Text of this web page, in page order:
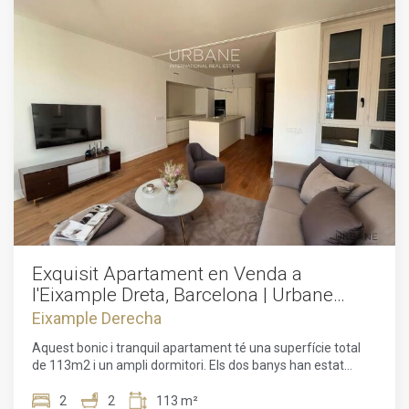
aquesta magnífica oportunitat d'inversió i experimentar el
Exquisit Apartament en Venda a
l'Eixample Dreta, Barcelona | Urbane
International Real Estate"
Eixample Derecha
Aquest bonic i tranquil apartament té una superfície total
de 113m2 i un ampli dormitori. Els dos banys han estat
simètriques que donen al arbrat i peatonal Carrer de Girona.
2 2 113 m²